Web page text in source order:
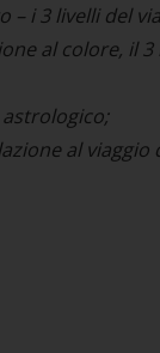
– i 3 livelli del
al colore, il
al viaggio